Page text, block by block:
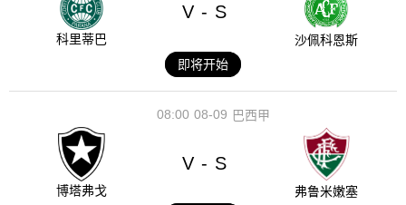
科里蒂巴
V - S
沙佩科恩斯
即将开始
08-09
08:00 巴西甲
博塔弗戈
V - S
弗鲁米嫩塞